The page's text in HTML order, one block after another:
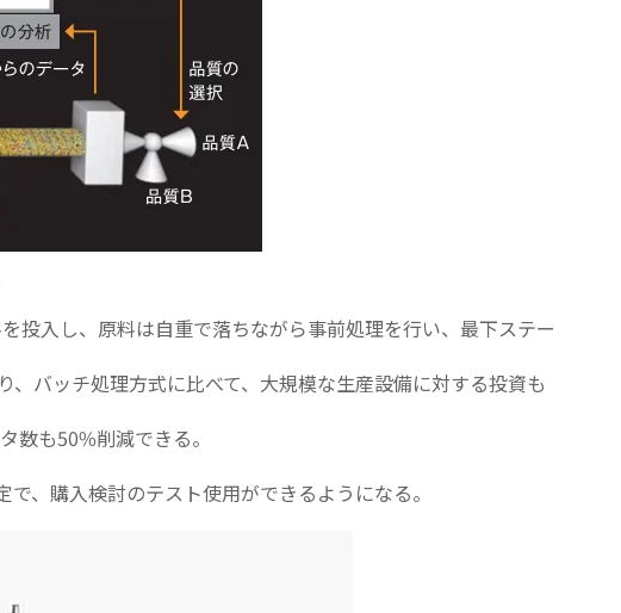
投入し、原料は自重で落ちながら事前処理を行い、最下ステー
バッチ処理方式に比べて、大規模な生産設備に対する投資も
数も50%削減できる。
、購入検討のテスト使用ができるようになる。